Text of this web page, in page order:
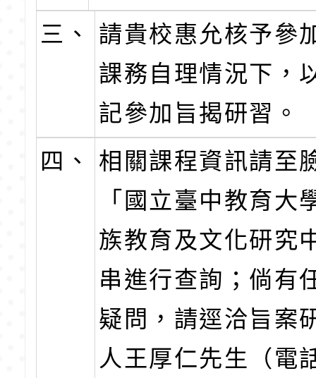
三、
請貴校惠允核予參
課務自理情況下，
記參加旨揭研習。
四、
相關課程資訊請至
「國立臺中教育大
族教育及文化研究
串進行查詢；倘有
疑問，請逕洽旨案
人王厚仁先生（電